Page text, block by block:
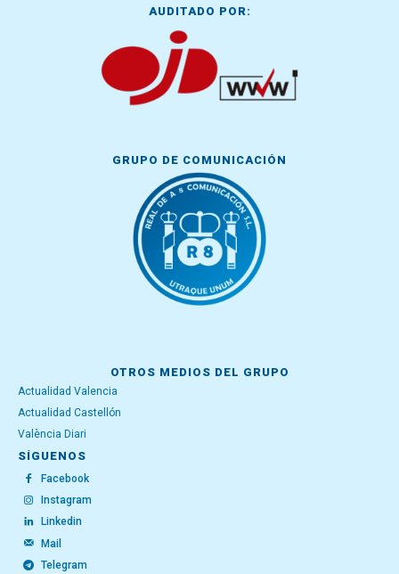
AUDITADO POR:
GRUPO DE COMUNICACIÓN
OTROS MEDIOS DEL GRUPO
Actualidad Valencia
Actualidad Castellón
València Diari
SÍGUENOS
Facebook
Instagram
Linkedin
Mail
Telegram